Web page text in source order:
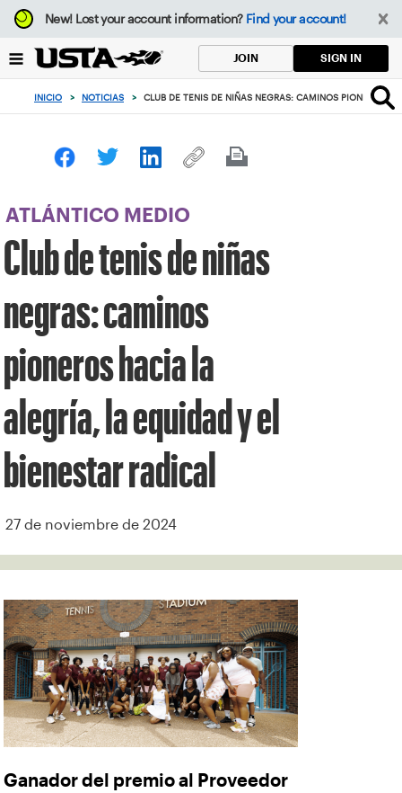
Enfoque
desde
botón
volver
principio
New!Lost your account information? Find your account!
JOIN SIGN IN
INICIO > NOTICIAS > CLUB DE TENIS DE NIÑAS NEGRAS: CAMINOS PIONEROS
ATLÁNTICO MEDIO
Club de tenis de niñas
negras: caminos
pioneros hacia la
alegría, la equidad y el
bienestar radical
27 de noviembre de 2024
Ganador del premio al Proveedor